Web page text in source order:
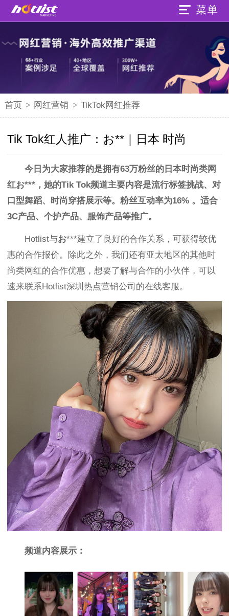
首页 > 网红营销 > TikTok网红推荐
Tik Tok红人推广：お**｜日本 时尚
今日为大家推荐的是拥有63万粉丝的日本时尚类网
红お***，她的Tik Tok频道主要内容是流行标签挑战、对
口型舞蹈、时尚穿搭展示等。粉丝互动率为16% 。 适合
3C产品、个护产品、服饰产品等推广。
Hotlist与お***建立了良好的合作关系，可获得较优
惠的合作报价。除此之外，我们还有亚太地区的其他时
尚类网红的合作优惠，想要了解与合作的小伙伴，可以
速来联系Hotlist深圳热点营销公司的在线客服。
频道内容展示：